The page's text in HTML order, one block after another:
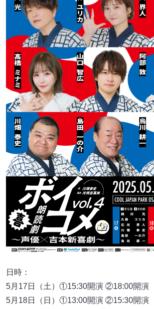
日時：
5月17日（土）①15:30開演 ②18:00開演
5月18日（日）①13:00開演 ②15:30開演